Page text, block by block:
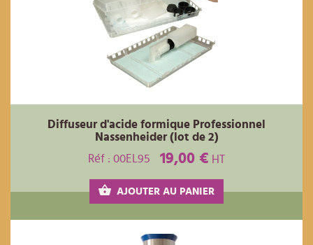
Diffuseur d'acide formique Professionnel
Nassenheider (lot de 2)
Réf : 00EL95
19,00 € HT
AJOUTER AU PANIER